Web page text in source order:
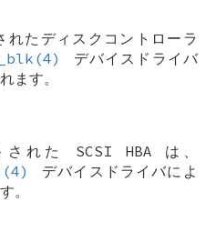
れたディスクコントローラ
デバイスドライバ
ます。
された SCSI HBA は、
デバイスドライバによ
。